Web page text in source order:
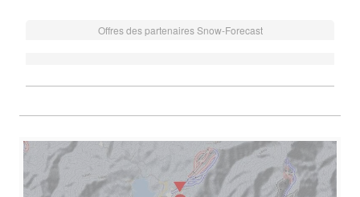
Offres des partenaires Snow-Forecast